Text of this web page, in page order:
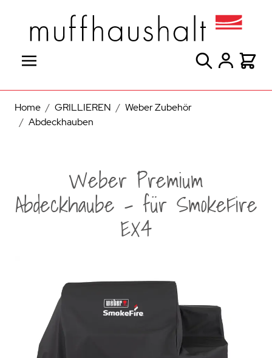
Suche
Home / GRILLIEREN / Weber Zubehör
/ Abdeckhauben
Weber Premium
Abdeckhaube - für SmokeFire
EX4